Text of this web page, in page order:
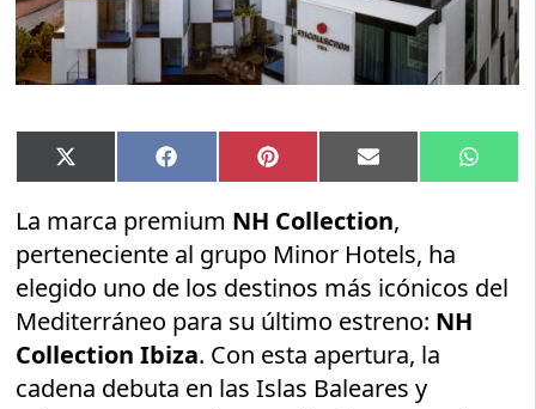
Compartir
en
X
(Twitter)
Compartir
en
Facebook Compartir
en
Pinterest Compartir
en
Email
en
La marca premium NH Collection,
perteneciente al grupo Minor Hotels, ha
elegido uno de los destinos más icónicos del
Mediterráneo para su último estreno: NH
Collection Ibiza. Con esta apertura, la
cadena debuta en las Islas Baleares y